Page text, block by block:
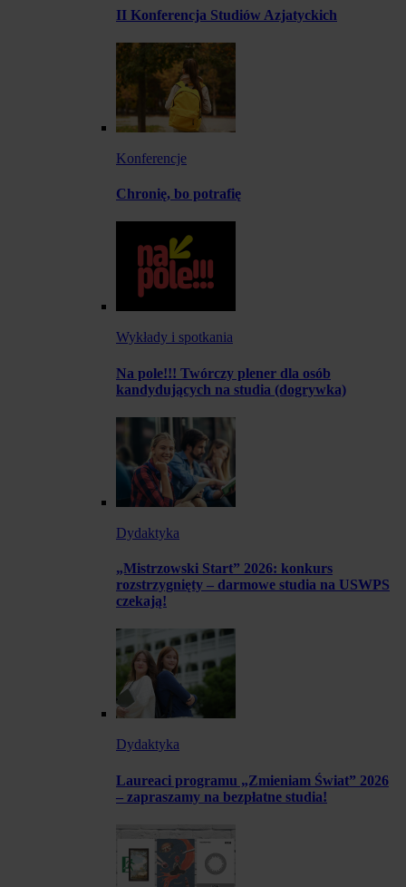
II Konferencja Studiów Azjatyckich
Konferencje
Chronię, bo potrafię
Wykłady i spotkania
Na pole!!! Twórczy plener dla osób
kandydujących na studia (dogrywka)
Dydaktyka
„Mistrzowski Start” 2026: konkurs
rozstrzygnięty – darmowe studia na USWPS
czekają!
Dydaktyka
Laureaci programu „Zmieniam Świat” 2026
– zapraszamy na bezpłatne studia!